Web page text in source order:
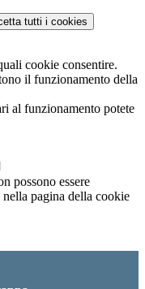
tutti i cookies
cookie consentire.
il funzionamento della
al funzionamento potete
possono essere
pagina della cookie